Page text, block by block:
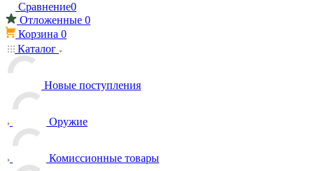
Сравнение0
Отложенные 0
Корзина 0
Каталог
Новые поступления
Оружие
Комиссионные товары